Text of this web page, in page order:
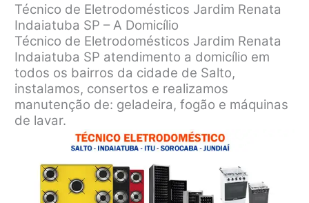
Técnico de Eletrodomésticos Jardim Renata
Indaiatuba SP – A Domicílio
Técnico de Eletrodomésticos Jardim Renata
Indaiatuba SP atendimento a domicílio em
todos os bairros da cidade de Salto,
instalamos, consertos e realizamos
manutenção de: geladeira, fogão e máquinas
de lavar.